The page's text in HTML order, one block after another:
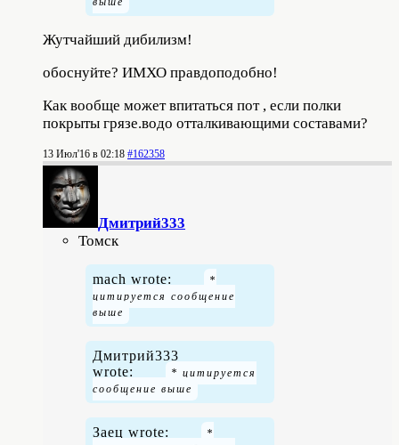
Жутчайший дибилизм!
обоснуйте? ИМХО правдоподобно!
Как вообще может впитаться пот , если полки
покрыты грязе.водо отталкивающими составами?
13 Июл'16 в 02:18 #162358
Дмитрий333
Томск
mach wrote:
Дмитрий333
wrote:
Заец wrote: